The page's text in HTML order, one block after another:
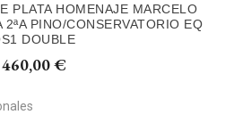
PLATA HOMENAJE MARCELO
PINO/CONSERVATORIO EQ
DOUBLE
460,00€